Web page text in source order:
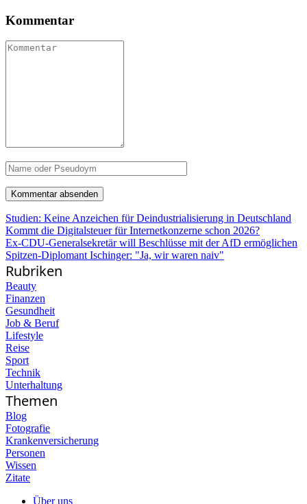
Kommentar
Studien: Keine Anzeichen für Deindustrialisierung in Deutschland
Kommt die Digitalsteuer für Internetkonzerne schon 2026?
Ex-CDU-Generalsekretär will Beschlüsse mit der AfD ermöglichen
Spitzen-Diplomant Ischinger: "Ja, wir waren naiv"
Rubriken
Beauty
Finanzen
Gesundheit
Job & Beruf
Lifestyle
Reise
Sport
Technik
Unterhaltung
Themen
Blog
Fotografie
Krankenversicherung
Personen
Wissen
Zitate
Über uns